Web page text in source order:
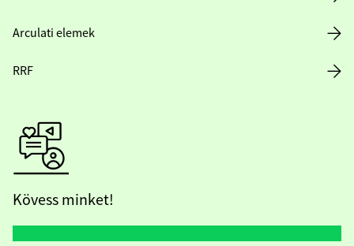
Arculati elemek
RRF
Kövess minket!